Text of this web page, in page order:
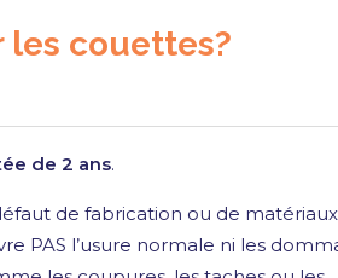
les couettes?
de 2 ans.
de fabrication ou de
PAS l’usure normale ni les